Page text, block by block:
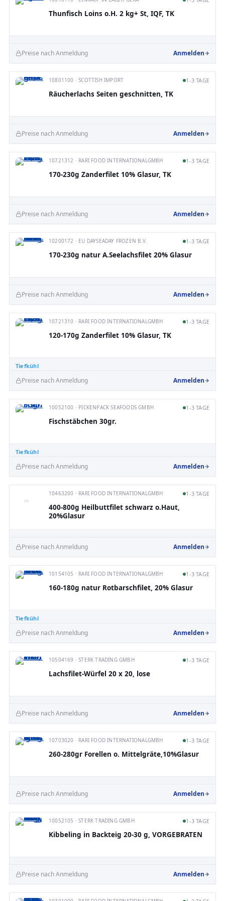
Thunfisch Loins o.H. 2 kg+ St, IQF, TK
Preise nach Anmeldung Anmelden
10801100 · SCOTTISH IMPORT 1-3 TAGE
Räucherlachs Seiten geschnitten, TK
Preise nach Anmeldung Anmelden
10721312 · RARI FOOD INTERNATIONALGMBH 1-3 TAGE
170-230g Zanderfilet 10% Glasur, TK
Preise nach Anmeldung Anmelden
10200172 · EU DAYSEADAY FROZEN B.V. 1-3 TAGE
170-230g natur A.Seelachsfilet 20% Glasur
Preise nach Anmeldung Anmelden
Tiefkühl
10721310 · RARI FOOD INTERNATIONALGMBH 1-3 TAGE
120-170g Zanderfilet 10% Glasur, TK
Preise nach Anmeldung Anmelden
Tiefkühl
10052100 · PICKENPACK SEAFOODS GMBH 1-3 TAGE
Fischstäbchen 30gr.
Preise nach Anmeldung Anmelden
10463200 · RARI FOOD INTERNATIONALGMBH 1-3 TAGE
400-800g Heilbuttfilet schwarz o.Haut,
20%Glasur
Preise nach Anmeldung Anmelden
Tiefkühl
10154105 · RARI FOOD INTERNATIONALGMBH 1-3 TAGE
160-180g natur Rotbarschfilet, 20% Glasur
Preise nach Anmeldung Anmelden
10504169 · STERK TRADING GMBH 1-3 TAGE
Lachsfilet-Würfel 20 x 20, lose
Preise nach Anmeldung Anmelden
10703020 · RARI FOOD INTERNATIONALGMBH 1-3 TAGE
260-280gr Forellen o. Mittelgräte,10%Glasur
Preise nach Anmeldung Anmelden
10052105 · STERK TRADING GMBH 1-3 TAGE
Kibbeling in Backteig 20-30 g, VORGEBRATEN
Preise nach Anmeldung Anmelden